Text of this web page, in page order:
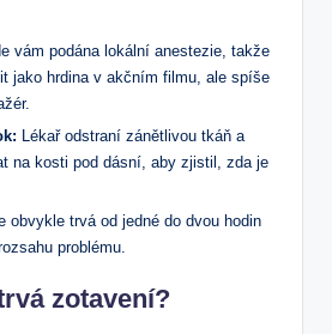
vám podána lokální anestezie, takže
jako hrdina v akčním filmu, ale spíše
Lékař odstraní zánětlivou tkáň a
na kosti pod dásní, aby zjistil, zda je
obvykle trvá od jedné do dvou hodin
problému.
zotavení?